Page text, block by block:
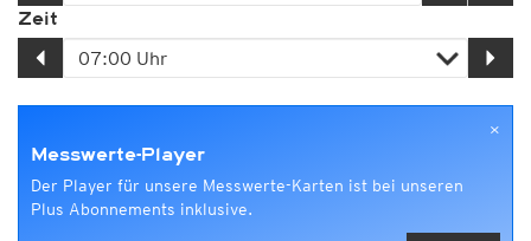
Zeit
×
Messwerte-Player
Der Player für unsere Messwerte-Karten ist bei unseren
Plus Abonnements inklusive.